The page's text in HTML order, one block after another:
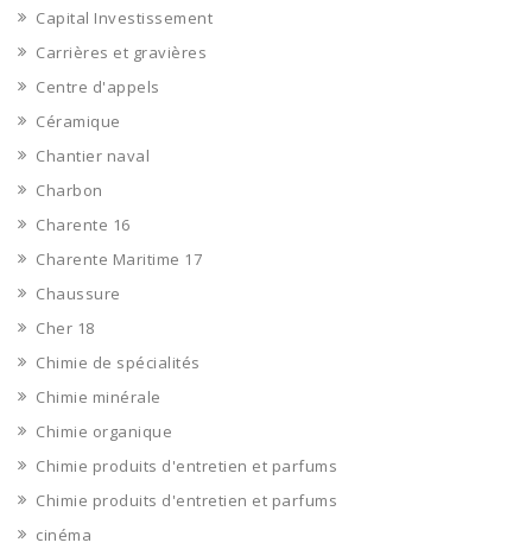
Capital Investissement
Carrières et gravières
Centre d'appels
Céramique
Chantier naval
Charbon
Charente 16
Charente Maritime 17
Chaussure
Cher 18
Chimie de spécialités
Chimie minérale
Chimie organique
Chimie produits d'entretien et parfums
Chimie produits d'entretien et parfums
cinéma